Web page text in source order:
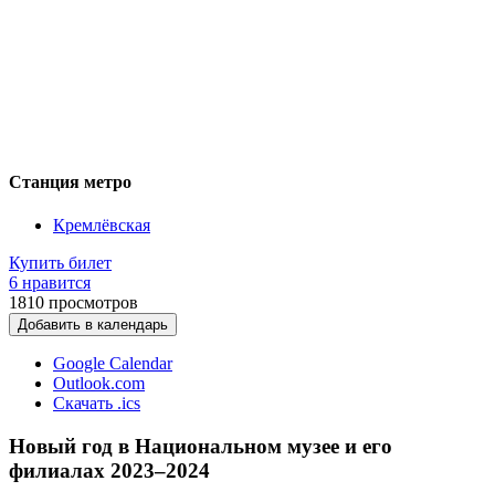
Станция метро
Кремлёвская
Купить билет
6 нравится
1810 просмотров
Добавить в календарь
Google Calendar
Outlook.com
Скачать .ics
Новый год в Национальном музее и его
филиалах 2023–2024